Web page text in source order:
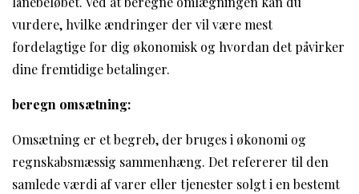
vurdere, hvilke ændringer der vil være mest
fordelagtige for dig økonomisk og hvordan det påvirker
dine fremtidige betalinger.
beregn omsætning:
Omsætning er et begreb, der bruges i økonomi og
regnskabsmæssig sammenhæng. Det refererer til den
samlede værdi af varer eller tjenester solgt i en bestemt